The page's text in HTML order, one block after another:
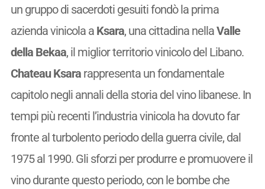
un gruppo di sacerdoti gesuiti fondò la prima
azienda vinicola a Ksara, una cittadina nellaValle
della Bekaa, il miglior territorio vinicolo del Libano.
Chateau Ksararappresenta un fondamentale
capitolo negli annali della storia del vino libanese. In
tempi più recenti l’industria vinicola ha dovuto far
fronte al turbolento periodo della guerra civile, dal
1975 al 1990. Gli sforzi per produrre e promuovere il
vino durante questo periodo, con le bombe che